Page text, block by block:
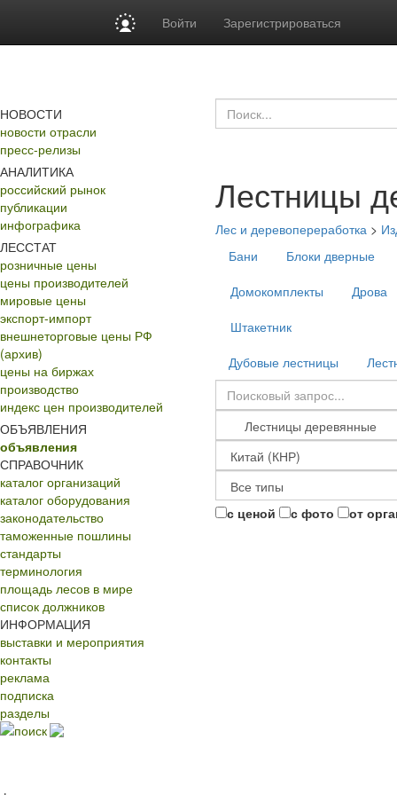
Войти Зарегистрироваться
НОВОСТИ
новости отрасли
пресс-релизы
АНАЛИТИКА
российский рынок
публикации
инфографика
ЛЕССТАТ
розничные цены
цены производителей
мировые цены
экспорт-импорт
внешнеторговые цены РФ
(архив)
цены на биржах
производство
индекс цен производителей
ОБЪЯВЛЕНИЯ
объявления
СПРАВОЧНИК
каталог организаций
каталог оборудования
законодательство
таможенные пошлины
стандарты
терминология
площадь лесов в мире
список должников
ИНФОРМАЦИЯ
выставки и мероприятия
контакты
реклама
подписка
разделы
поиск
Лестницы
Лес и деревопереработка >
Бани
Блоки дверные
Домокомплекты
Дрова
Штакетник
Дубовые лестницы
с ценой с фото от